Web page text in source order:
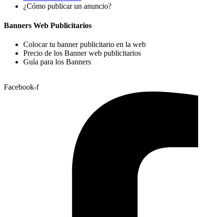
¿Cómo publicar un anuncio?
Banners Web Publicitarios
Colocar tu banner publicitario en la web
Precio de los Banner web publicitarios
Guía para los Banners
Facebook-f